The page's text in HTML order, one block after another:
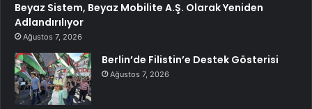
Beyaz Sistem, Beyaz Mobilite A.Ş. Olarak Yeniden
Adlandırılıyor
Ağustos 7, 2026
Berlin’de Filistin’e Destek Gösterisi
Ağustos 7, 2026